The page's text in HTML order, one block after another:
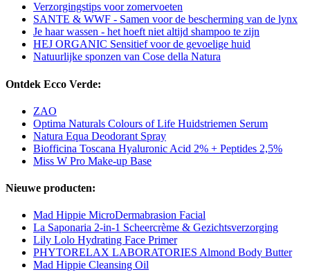
Verzorgingstips voor zomervoeten
SANTE & WWF - Samen voor de bescherming van de lynx
Je haar wassen - het hoeft niet altijd shampoo te zijn
HEJ ORGANIC Sensitief voor de gevoelige huid
Natuurlijke sponzen van Cose della Natura
Ontdek Ecco Verde:
ZAO
Optima Naturals Colours of Life Huidstriemen Serum
Natura Equa Deodorant Spray
Biofficina Toscana Hyaluronic Acid 2% + Peptides 2,5%
Miss W Pro Make-up Base
Nieuwe producten:
Mad Hippie MicroDermabrasion Facial
La Saponaria 2-in-1 Scheercrème & Gezichtsverzorging
Lily Lolo Hydrating Face Primer
PHYTORELAX LABORATORIES Almond Body Butter
Mad Hippie Cleansing Oil